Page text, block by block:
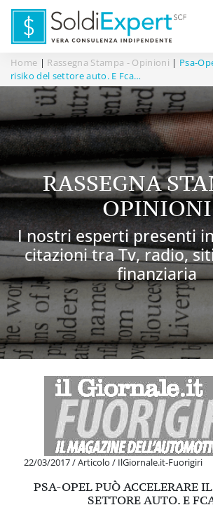
Home | Rassegna Stampa - Opinioni | Psa-
risiko del settore auto. E Fca…
RASSEGNA
OPINIONI
I nostri esperti presenti
citazioni tra Tv, radio,
finanziaria
22/03/2017/Articolo / IlGiornale.it-Fuorigiri
PSA-OPEL PUÒ ACCELERARE
SETTORE AUTO. E